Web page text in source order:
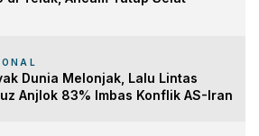
Dunia Melonjak, Lalu Lintas
Anjlok 83% Imbas Konflik AS-Iran